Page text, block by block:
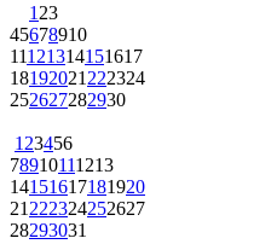
1 23
45678910
11121314151617
18192021 222324
252627282930
1 23456
78910111213
14151617181920
21 222324252627
28293031